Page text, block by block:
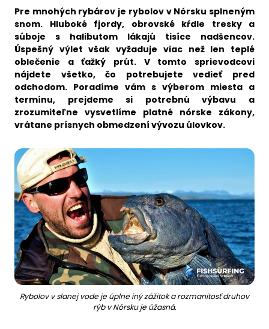
Español
Français
Italiano
Magyar
Nederlands
Slovenčina
Suomalainen
Svenska
Türk
Українська
Blog
O aplikácii
Fishsurfing
Pre mnohých rybárov je rybolov v Nórsku splneným
snom. Hluboké fjordy, obrovské kŕdle tresky a
súboje s halibutom lákajú tisíce nadšencov.
Úspešný výlet však vyžaduje viac než len teplé
oblečenie a ťažký prút. V tomto sprievodcovi
nájdete všetko, čo potrebujete vedieť pred
odchodom. Poradíme vám s výberom miesta a
termínu, prejdeme si potrebnú výbavu a
zrozumiteľne vysvetlíme platné nórske zákony,
vrátane prísnych obmedzení vývozu úlovkov.
Rybolov v slanej vode je úplne iný zážitok a rozmanitosť druhov
rýb v Nórsku je úžasná.